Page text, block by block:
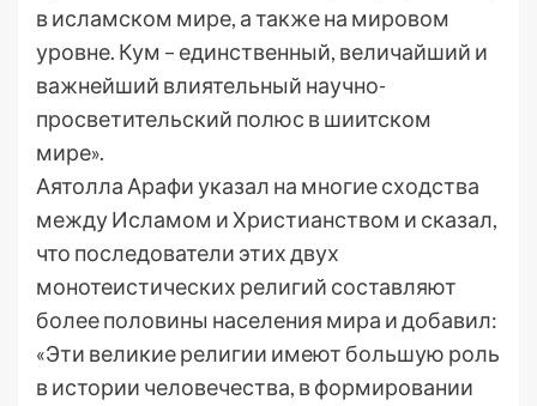
в исламском мире, а также на мировом
уровне. Кум – единственный, величайший и
важнейший влиятельный научно-
просветительский полюс в шиитском
мире».
Аятолла Арафи указал на многие сходства
между Исламом и Христианством и сказал,
что последователи этих двух
монотеистических религий составляют
более половины населения мира и добавил:
«Эти великие религии имеют большую роль
в истории человечества, в формировании